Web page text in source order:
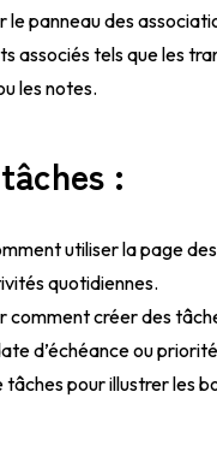
le panneau des
associés tels que les
les notes.
:
utiliser la page
quotidiennes.
comment créer des
d’échéance ou
tâches pour illustrer les